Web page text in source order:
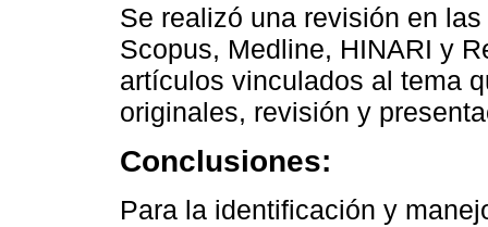
Se realizó una revisión en
Scopus, Medline, HINARI y
artículos vinculados al tema
originales, revisión y
Conclusiones:
Para la identificación y